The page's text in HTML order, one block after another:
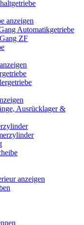
anzeigen
Automatikgetriebe
ZF
Ausrücklager &
anzeigen